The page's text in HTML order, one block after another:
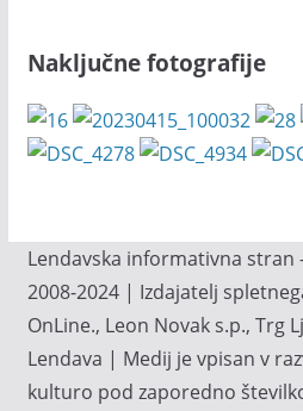
Naključne fotografije
Lendavska informativna stran
2008-2024 | Izdajatelj
OnLine., Leon Novak s.p., Trg
Lendava | Medij je vpisan v
kulturo pod zaporedno